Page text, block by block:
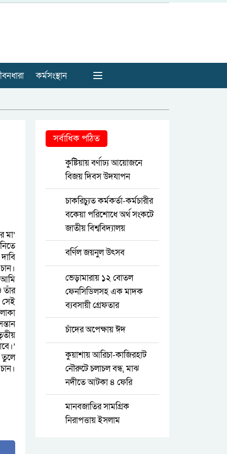
কর্মসংস্থান
মা’
আমি
তাঁর
সেই
তুলে
সর্বাধিক পঠিত
কুষ্টিয়ায় বর্ণাঢ্য আয়োজনে
বিজয় দিবস উদযাপন
চাকরিচ্যুত কর্মকর্তা-কর্মচারীর
বকেয়া পরিশোধে অর্থ সংকটে
জাতীয় বিশ্ববিদ্যালয়
বর্ণিল জয়নুল উৎসব
ভেড়ামারায় ১২ বোতল
ফেনসিডিলসহ এক মাদক
ব্যবসায়ী গ্রেফতার
চাঁদের অপেক্ষায় ঈদ
কুয়াশায় আরিচা-কাজিরহাট
নৌরুটে চলাচল বন্ধ, মাঝ
নদীতে আটকা ৪ ফেরি
মানবজাতির সামগ্রিক
নিরাপত্তায় ইসলাম